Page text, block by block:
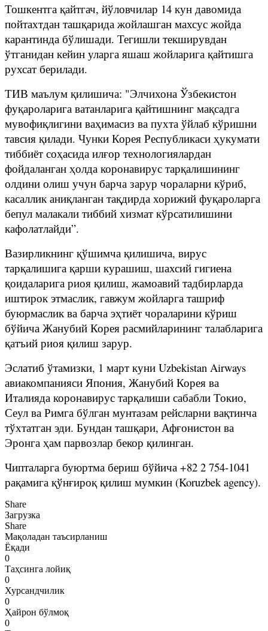
Тошкентга қайтгач, йўловчилар 14 кун давомида
пойтахтдан ташқарида жойлашган махсус жойда
карантинда бўлишади. Тегишли текширувдан
ўтганидан кейин уларга яшаш жойларига қайтишга
рухсат берилади.
ТИВ маълум қилишича: "Элчихона Ўзбекистон
фуқароларига ватанларига қайтишнинг мақсадга
мувофиқлигини ваҳимасиз ва пухта ўйлаб кўришни
тавсия қилади. Чунки Корея Республикаси ҳукумати
тиббиёт соҳасида илғор технологиялардан
фойдаланган ҳолда коронавирус тарқалишининг
олдини олиш учун барча зарур чораларни кўриб,
касаллик аниқланган тақдирда хорижий фуқароларга
бепул малакали тиббий хизмат кўрсатилишини
кафолатлайди”.
Вазирликнинг қўшимча қилишича, вирус
тарқалишига қарши курашиш, шахсий гигиена
қоидаларига риоя қилиш, жамоавий тадбирларда
иштирок этмаслик, гавжум жойларга ташриф
буюрмаслик ва барча эҳтиёт чораларини кўриш
бўйича Жанубий Корея расмийларининг талабларига
қатъий риоя қилиш зарур.
Эслатиб ўтамизки, 1 март куни Uzbekistan Airways
авиакомпанияси Япония, Жанубий Корея ва
Италияда коронавирус тарқалиши сабабли Токио,
Сеул ва Римга бўлган мунтазам рейсларни вақтинча
тўхтатган эди. Бундан ташқари, Афғонистон ва
Эронга ҳам парвозлар бекор қилинган.
Чипталарга буюртма бериш бўйича +82 2 754-1041
рақамига қўнғироқ қилиш мумкин (Koruzbek agency).
Share
Загрузка
Share
Мақоладан таъсирланиш
Ёқади
0
Таҳсинга лойиқ
0
Хурсандчилик
0
Ҳайрон бўлмоқ
0